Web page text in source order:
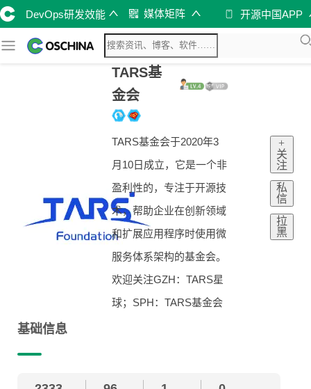
DevOps研发效能 媒体矩阵 开源中国APP
TARS基
金会
TARS基金会于2020年3
月10日成立，它是一个非
盈利性的，专注于开源技
术，帮助企业在创新领域
和扩展应用程序时使用微
服务体系架构的基金会。
欢迎关注GZH：TARS星
球；SPH：TARS基金会
+
关
注
私
信
拉
黑
基础信息